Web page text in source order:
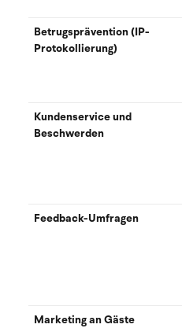
Betrugsprävention (IP-
Protokollierung)
Kundenservice und
Beschwerden
Feedback-Umfragen
Marketing an Gäste